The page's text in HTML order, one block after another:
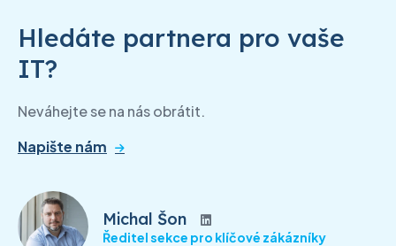
Hledáte partnera pro vaše
IT?
Neváhejte se na nás obrátit.
Napište nám
Michal Šon
Ředitel sekce pro klíčové zákázníky